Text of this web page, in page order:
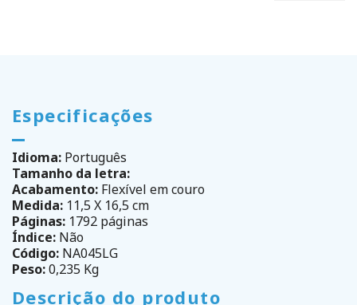
Especificações
Idioma: Português
Tamanho da letra:
Acabamento: Flexível em couro
Medida: 11,5 X 16,5 cm
Páginas: 1792 páginas
Índice: Não
Código: NA045LG
Peso:0,235 Kg
Descrição do produto